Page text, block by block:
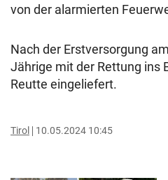
von der alarmierten
Nach der Erstversorgung
Jährige mit der Rettung ins
Reutte eingeliefert.
Tirol 10.05.2024 10:45